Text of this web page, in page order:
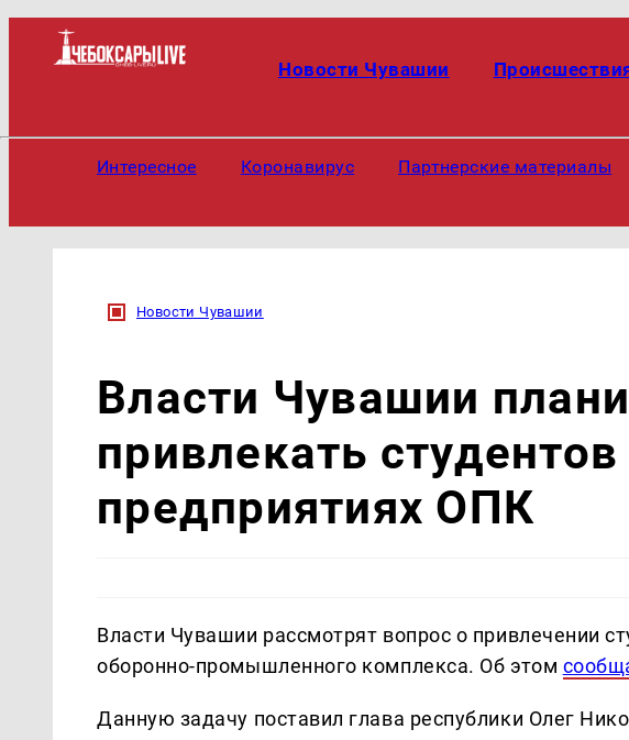
Новости Чувашии
Интересное Коронавирус Партнерские материалы
Новости Чувашии
Власти Чувашии
привлекать
предприятиях ОПК
Власти Чувашии рассмотрят вопрос о привлечении
оборонно-промышленного комплекса. Об этом
Данную задачу поставил глава республики Олег